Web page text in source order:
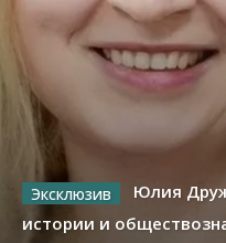
Юлия
истории и